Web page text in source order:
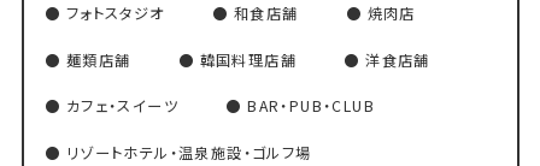
フォトスタジオ 和食店舗 焼肉店
麺類店舗 韓国料理店舗 洋食店舗
カフェ・スイーツ BAR・PUB・CLUB
リゾートホテル・温泉施設・ゴルフ場